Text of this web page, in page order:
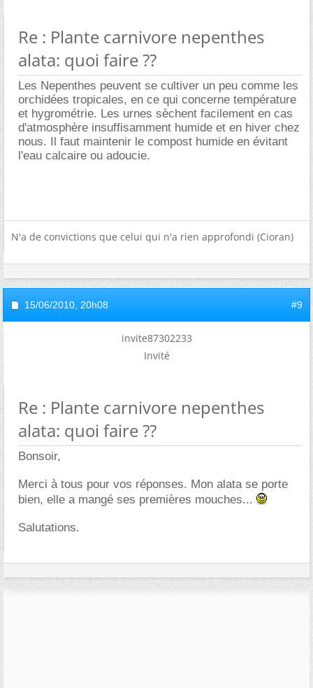
Re : Plante carnivore nepenthes
alata: quoi faire ??
Les Nepenthes peuvent se cultiver un peu comme les
orchidées tropicales, en ce qui concerne température
et hygrométrie. Les urnes sèchent facilement en cas
d'atmosphère insuffisamment humide et en hiver chez
nous. Il faut maintenir le compost humide en évitant
l'eau calcaire ou adoucie.
N'a de convictions que celui qui n'a rien approfondi (Cioran)
15/06/2010, 20h08 #9
invite87302233
Invité
Re : Plante carnivore nepenthes
alata: quoi faire ??
Bonsoir,
Merci à tous pour vos réponses. Mon alata se porte
bien, elle a mangé ses premières mouches...
Salutations.